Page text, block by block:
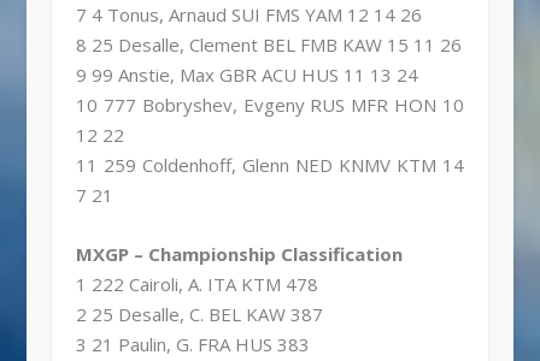
7 4 Tonus, Arnaud SUI FMS YAM 12 14 26
8 25 Desalle, Clement BEL FMB KAW 15 11 26
9 99 Anstie, Max GBR ACU HUS 11 13 24
10 777 Bobryshev, Evgeny RUS MFR HON 10
12 22
11 259 Coldenhoff, Glenn NED KNMV KTM 14
7 21
MXGP – Championship Classification
1 222 Cairoli, A. ITA KTM 478
2 25 Desalle, C. BEL KAW 387
3 21 Paulin, G. FRA HUS 383